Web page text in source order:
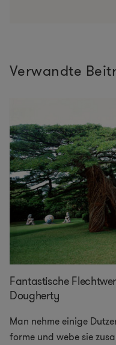
Verwandte
Fantastische
Dougherty
Man nehme einige
forme und webe sie